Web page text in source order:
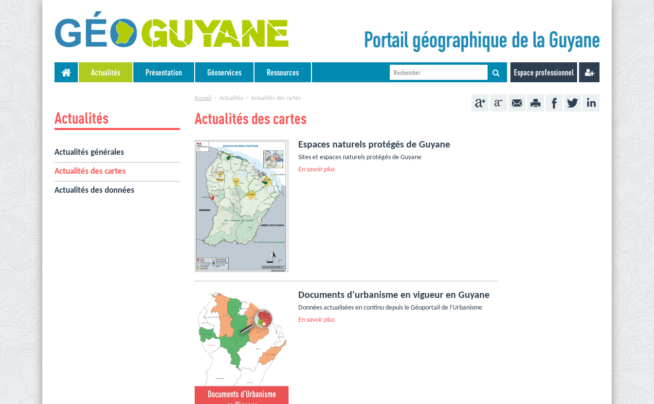
Actualités Présentation Géoservices Ressources Espace professionnel
Actualités
Actualités générales
Actualités des cartes
Actualités des données
Accueil Actualités Actualités des cartes
Actualités des cartes
Espaces naturels protégés de Guyane
Sites et espaces naturels protégés de Guyane
En savoir plus
Documents d'urbanisme en vigueur en Guyane
Données actualisées en continu depuis le Géoportail de l'Urbanisme
En savoir plus